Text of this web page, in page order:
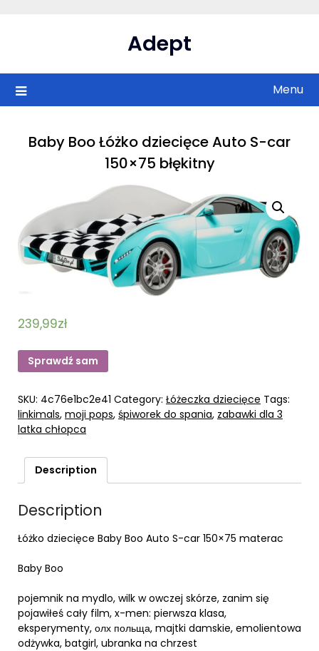
Adept
Menu
Baby Boo Łóżko dziecięce Auto S-car
150×75 błękitny
239,99zł
Sprawdź sam
SKU: 4c76e1bc2e41 Category: Łóżeczka dziecięce Tags:
linkimals, moji pops, śpiworek do spania, zabawki dla 3
latka chłopca
Description
Description
Łóżko dziecięce Baby Boo Auto S-car 150×75 materac
Baby Boo
pojemnik na mydlo, wilk w owczej skórze, zanim się
pojawiłeś cały film, x-men: pierwsza klasa,
eksperymenty, олх польща, majtki damskie, emolientowa
odżywka, batgirl, ubranka na chrzest